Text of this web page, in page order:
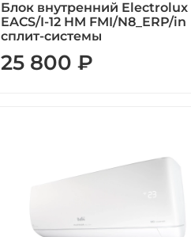
Блок внутренний Electrolux
EACS/I-12 HM FMI/N8_ERP/in
сплит-системы
25 800 ₽